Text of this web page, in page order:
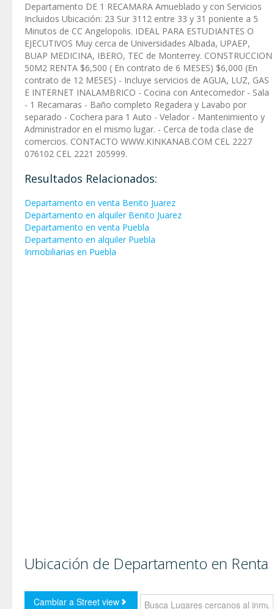
Departamento DE 1 RECAMARA Amueblado y con Servicios
Incluidos Ubicación: 23 Sur 3112 entre 33 y 31 poniente a 5
Minutos de CC Angelopolis. IDEAL PARA ESTUDIANTES O
EJECUTIVOS Muy cerca de Universidades Albada, UPAEP,
BUAP MEDICINA, IBERO, TEC de Monterrey. CONSTRUCCION
50M2 RENTA $6,500 ( En contrato de 6 MESES) $6,000 (En
contrato de 12 MESES) - Incluye servicios de AGUA, LUZ, GAS
E INTERNET INALAMBRICO - Cocina con Antecomedor - Sala
- 1 Recamaras - Baño completo Regadera y Lavabo por
separado - Cochera para 1 Auto - Velador - Mantenimiento y
Administrador en el mismo lugar. - Cerca de toda clase de
comercios. CONTACTO WWW.KINKANAB.COM CEL 2227
076102 CEL 2221 205999.
Resultados Relacionados:
Departamento en venta Benito Juarez
Departamento en alquiler Benito Juarez
Departamento en venta Puebla
Departamento en alquiler Puebla
Inmobiliarias en Puebla
Ubicación de Departamento en Renta